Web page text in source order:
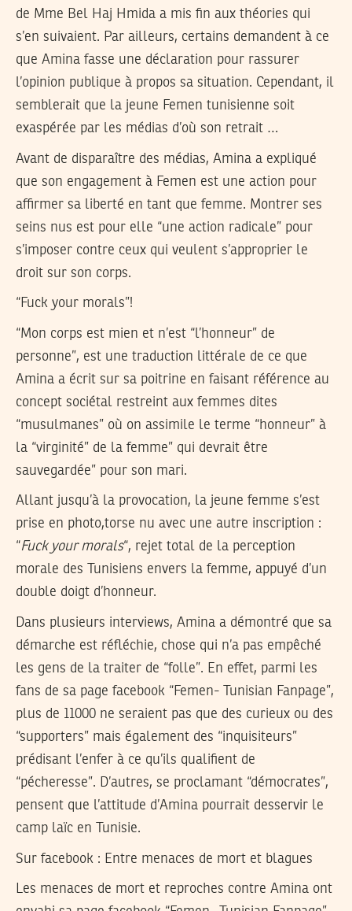
de Mme Bel Haj Hmida a mis fin aux théories qui
s’en suivaient. Par ailleurs, certains demandent à ce
que Amina fasse une déclaration pour rassurer
l’opinion publique à propos sa situation. Cependant, il
semblerait que la jeune Femen tunisienne soit
exaspérée par les médias d’où son retrait …
Avant de disparaître des médias, Amina a expliqué
que son engagement à Femen est une action pour
affirmer sa liberté en tant que femme. Montrer ses
seins nus est pour elle “une action radicale” pour
s’imposer contre ceux qui veulent s’approprier le
droit sur son corps.
“Fuck your morals”!
“Mon corps est mien et n’est “l’honneur” de
personne”, est une traduction littérale de ce que
Amina a écrit sur sa poitrine en faisant référence au
concept sociétal restreint aux femmes dites
“musulmanes” où on assimile le terme “honneur” à
la “virginité” de la femme” qui devrait être
sauvegardée” pour son mari.
Allant jusqu’à la provocation, la jeune femme s’est
prise en photo,torse nu avec une autre inscription :
“Fuck your morals“, rejet total de la perception
morale des Tunisiens envers la femme, appuyé d’un
double doigt d’honneur.
Dans plusieurs interviews, Amina a démontré que sa
démarche est réfléchie, chose qui n’a pas empêché
les gens de la traiter de “folle”. En effet, parmi les
fans de sa page facebook “Femen- Tunisian Fanpage”,
plus de 11000 ne seraient pas que des curieux ou des
“supporters” mais également des “inquisiteurs”
prédisant l’enfer à ce qu’ils qualifient de
“pécheresse”. D’autres, se proclamant “démocrates”,
pensent que l’attitude d’Amina pourrait desservir le
camp laïc en Tunisie.
Sur facebook : Entre menaces de mort et blagues
Les menaces de mort et reproches contre Amina ont